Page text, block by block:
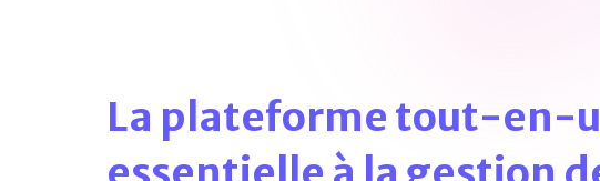
La plateforme tout-en-